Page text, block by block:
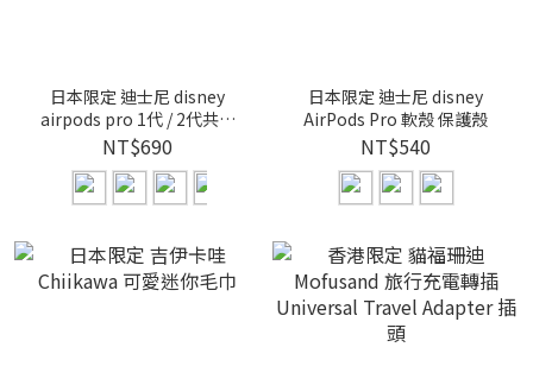
日本限定 迪士尼 disney
airpods pro 1代 / 2代共用
保護殼
NT$690
日本限定 迪士尼 disney
AirPods Pro 軟殼 保護殼
NT$540